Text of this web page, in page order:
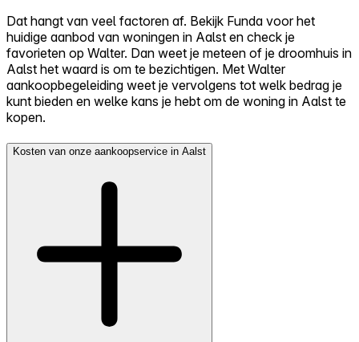
Dat hangt van veel factoren af. Bekijk Funda voor het
huidige aanbod van woningen in Aalst en check je
favorieten op Walter. Dan weet je meteen of je droomhuis in
Aalst het waard is om te bezichtigen. Met Walter
aankoopbegeleiding weet je vervolgens tot welk bedrag je
kunt bieden en welke kans je hebt om de woning in Aalst te
kopen.
Kosten van onze aankoopservice in Aalst